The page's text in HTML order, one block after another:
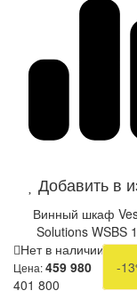
Добавить в
Винный шкаф
Solutions WSBS
Нет в наличии
Цена:459 980
-
401 800